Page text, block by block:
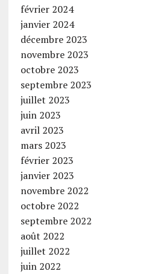
février 2024
janvier 2024
décembre 2023
novembre 2023
octobre 2023
septembre 2023
juillet 2023
juin 2023
avril 2023
mars 2023
février 2023
janvier 2023
novembre 2022
octobre 2022
septembre 2022
août 2022
juillet 2022
juin 2022